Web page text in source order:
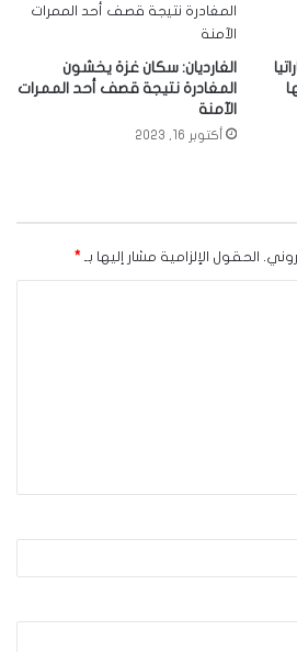
الغارديان: سكان غزة يخشون
المغادرة نتيجة قصف أحد الممرات
الآمنة
أكتوبر 16, 2023
الحقول الإلزامية مشار إليها بـ *